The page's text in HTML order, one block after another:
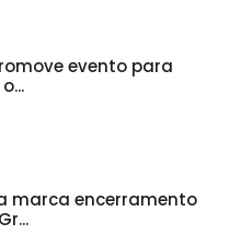
evento para
marca encerramento